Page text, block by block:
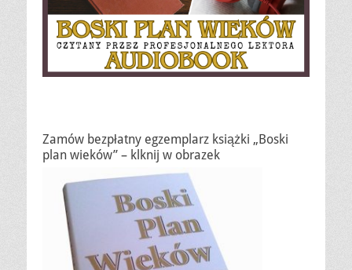
Zamów bezpłatny egzemplarz książki „Boski
plan wieków” – klknij w obrazek